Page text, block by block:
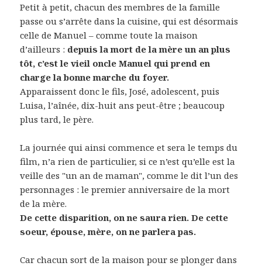
Petit à petit, chacun des membres de la famille
passe ou s’arrête dans la cuisine, qui est désormais
celle de Manuel – comme toute la maison
d’ailleurs : depuis la mort de la mère un an plus
tôt, c’est le vieil oncle Manuel qui prend en
charge la bonne marche du foyer.
Apparaissent donc le fils, José, adolescent, puis
Luisa, l’aînée, dix-huit ans peut-être ; beaucoup
plus tard, le père.
La journée qui ainsi commence et sera le temps du
film, n’a rien de particulier, si ce n’est qu’elle est la
veille des "un an de maman", comme le dit l’un des
personnages : le premier anniversaire de la mort
de la mère.
De cette disparition, on ne saura rien. De cette
soeur, épouse, mère, on ne parlera pas.
Car chacun sort de la maison pour se plonger dans